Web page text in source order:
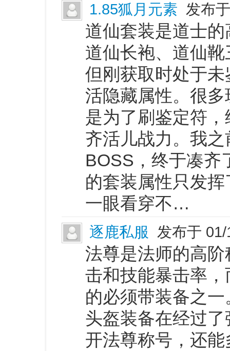
1.85狐月元素 发布
道仙套装是道士
道仙长袍、道仙
但刚获取时处于
活隐藏属性。很
是为了刷鉴定符
齐活儿战力。我
BOSS，终于凑齐
的套装属性只发
一眼看穿不…
逐鹿私服 发布于
法尊是法师的高
击和技能暴击率
的必须带装备之
头盔装备在经过
开法尊称号，还